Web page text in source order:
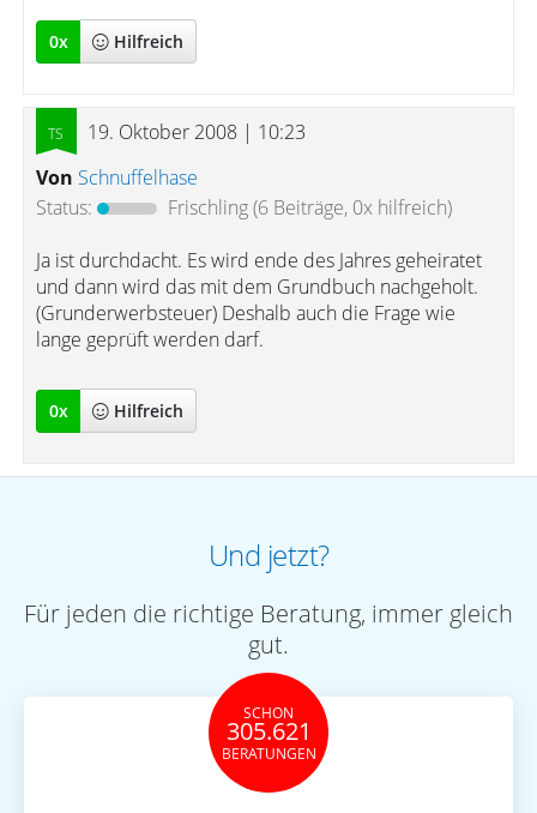
0x Hilfreich
19. Oktober 2008 | 10:23
Von Schnuffelhase
Status:
Frischling(6 Beiträge, 0x hilfreich)
Ja ist durchdacht. Es wird ende des Jahres geheiratet
und dann wird das mit dem Grundbuch nachgeholt.
(Grunderwerbsteuer) Deshalb auch die Frage wie
lange geprüft werden darf.
0x Hilfreich
Und jetzt?
Für jeden die richtige Beratung, immer gleich
gut.
SCHON
305.621
BERATUNGEN